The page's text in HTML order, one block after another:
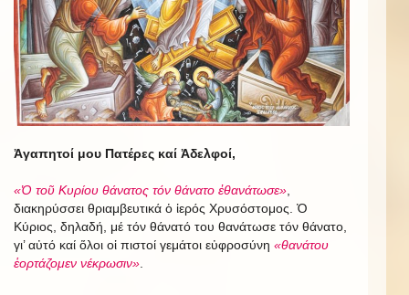
Ἀγαπητοί μου Πατέρες καί Ἀδελφοί,
«Ὁ τοῦ Κυρίου θάνατος τόν θάνατο ἐθανάτωσε»
διακηρύσσει θριαμβευτικά ὁ ἱερός Χρυσόστομος. Ὁ
Κύριος, δηλαδή, μέ τόν θάνατό του θανάτωσε τόν θάνατο,
γι’ αὐτό καί ὅλοι οἱ πιστοί γεμάτοι εὐφροσύνη «θανάτου
ἑορτάζομεν νέκρωσιν»